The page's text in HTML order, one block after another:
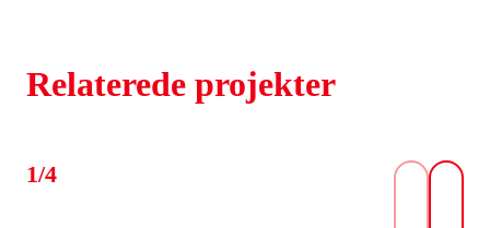
Relaterede projekter
1/4